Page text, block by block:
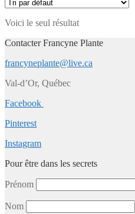
Voici le seul résultat
Contacter Francyne Plante
francyneplante@live.ca
Val-d’Or, Québec
Facebook
Pinterest
Instagram
Pour être dans les secrets
Prénom
Nom